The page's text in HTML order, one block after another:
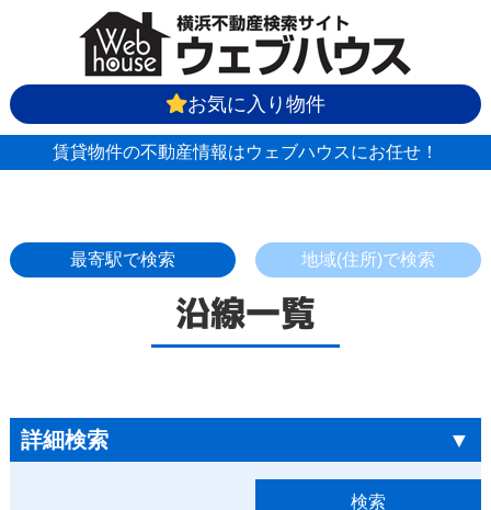
お気に入り物件
賃貸物件の不動産情報はウェブハウスにお任せ！
最寄駅で検索 地域(住所)で検索
沿線一覧
詳細検索 ▼